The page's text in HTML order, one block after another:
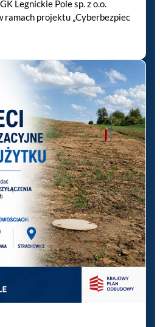
Legnickie Pole sp. z o.o.
ramach projektu „Cyberbezpiec